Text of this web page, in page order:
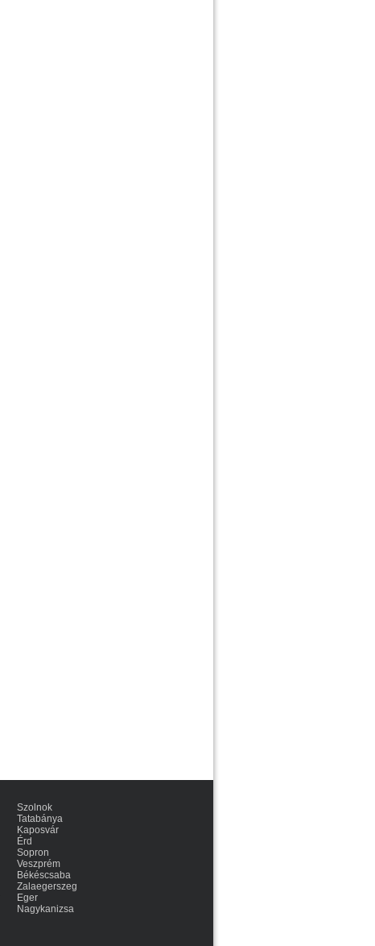
Szolnok
Tatabánya
Kaposvár
Érd
Sopron
Veszprém
Békéscsaba
Zalaegerszeg
Eger
Nagykanizsa